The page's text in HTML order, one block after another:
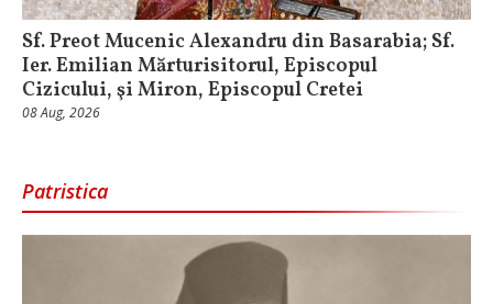
Sf. Preot Mucenic Alexandru din Basarabia; Sf.
Ier. Emilian Mărturisitorul, Episcopul
Cizicului, şi Miron, Episcopul Cretei
08 Aug, 2026
Patristica